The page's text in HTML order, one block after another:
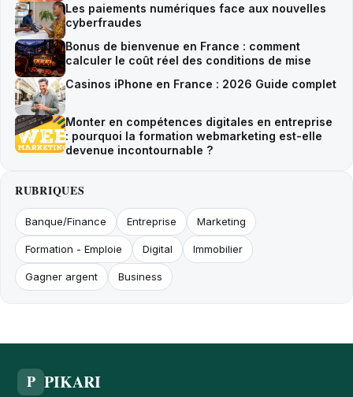
Les paiements numériques face aux nouvelles
cyberfraudes
Bonus de bienvenue en France : comment
calculer le coût réel des conditions de mise
Casinos iPhone en France : 2026 Guide complet
Monter en compétences digitales en entreprise
: pourquoi la formation webmarketing est-elle
devenue incontournable ?
RUBRIQUES
Banque/Finance Entreprise Marketing
Formation - Emploie Digital Immobilier
Gagner argent Business
P PIKARI